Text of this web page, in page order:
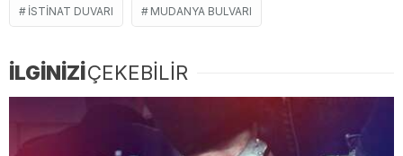
ISTINAT DUVARI MUDANYA BULVARI
İLGİNİZİÇEKEBİLİR